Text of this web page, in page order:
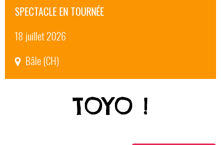
SPECTACLE EN TOURNÉE
18 juillet 2026
Bâle (CH)
TOYO !